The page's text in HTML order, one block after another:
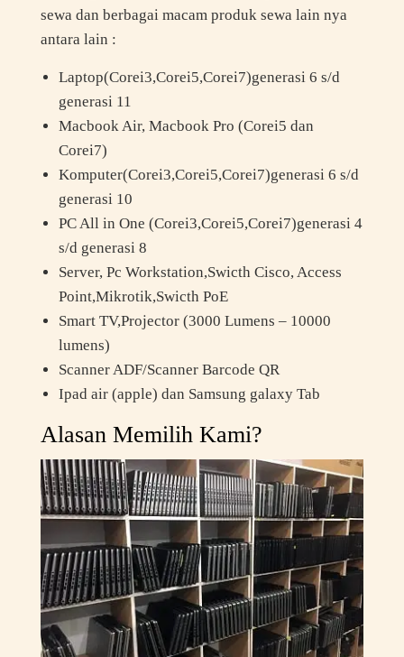
sewa dan berbagai macam produk sewa lain nya
antara lain :
Laptop(Corei3,Corei5,Corei7)generasi 6 s/d
generasi 11
Macbook Air, Macbook Pro (Corei5 dan
Corei7)
Komputer(Corei3,Corei5,Corei7)generasi 6 s/d
generasi 10
PC All in One (Corei3,Corei5,Corei7)generasi 4
s/d generasi 8
Server, Pc Workstation,Swicth Cisco, Access
Point,Mikrotik,Swicth PoE
Smart TV,Projector (3000 Lumens – 10000
lumens)
Scanner ADF/Scanner Barcode QR
Ipad air (apple) dan Samsung galaxy Tab
Alasan Memilih Kami?